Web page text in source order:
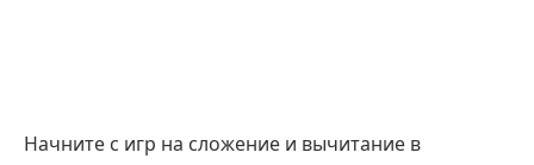
Начните с игр на сложение и вычитание в